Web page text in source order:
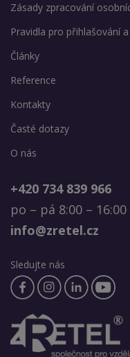
Zásady zpracování
Pravidla pro přihlašování
Články
Reference
Kontakty
Časté dotazy
O nás
+420 734 839 966
po – pá 8:00 – 16:00
info@zretel.cz
Sledujte nás